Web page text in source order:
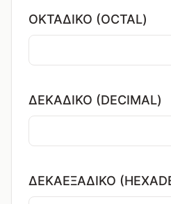
ΟΚΤΑΔΙΚΌ (OCTAL)
ΔΕΚΑΔΙΚΌ (DECIMAL)
ΔΕΚΑΕΞΑΔΙΚΌ